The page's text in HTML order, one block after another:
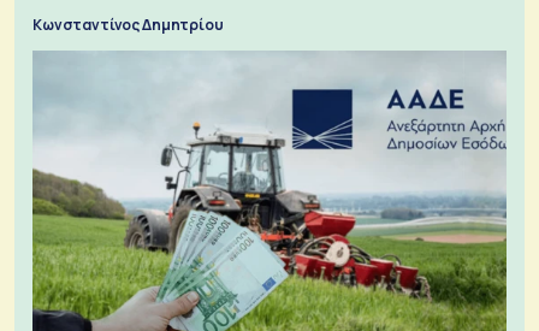
Κωνσταντίνος Δημητρίου